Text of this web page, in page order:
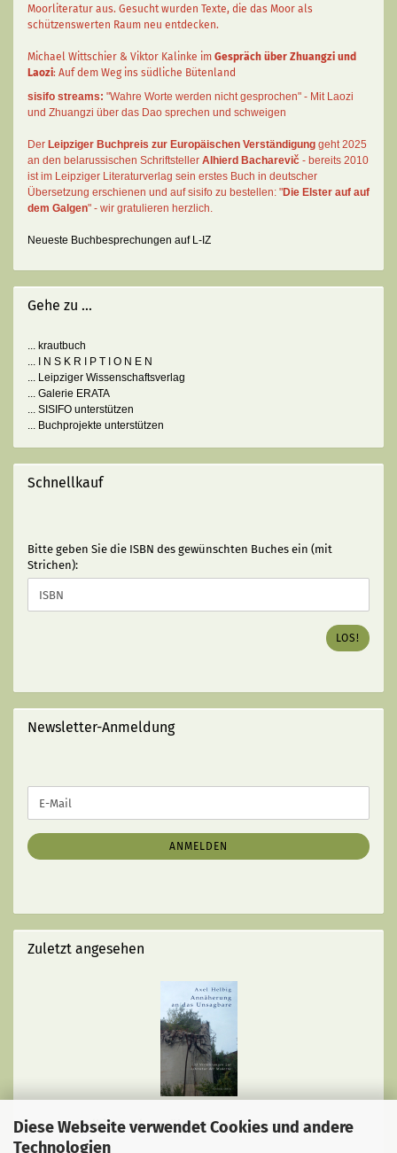
Diese Webseite verwendet Cookies und andere
Technologien
Moorliteratur aus. Gesucht wurden Texte, die das Moor als
schützenswerten Raum neu entdecken.
Michael Wittschier & Viktor Kalinke im Gespräch über Zhuangzi und
Laozi: Auf dem Weg ins südliche Bütenland
sisifo streams: "Wahre Worte werden nicht gesprochen" - Mit Laozi
und Zhuangzi über das Dao sprechen und schweigen
Der Leipziger Buchpreis zur Europäischen Verständigung geht 2025
an den belarussischen Schriftsteller Alhierd Bacharevič - bereits 2010
ist im Leipziger Literaturverlag sein erstes Buch in deutscher
Übersetzung erschienen und auf sisifo zu bestellen: "Die Elster auf auf
dem Galgen" - wir gratulieren herzlich.
Neueste Buchbesprechungen auf L-IZ
Gehe zu ...
... krautbuch
... I N S K R I P T I O N E N
... Leipziger Wissenschaftsverlag
... Galerie ERATA
... SISIFO unterstützen
... Buchprojekte unterstützen
Schnellkauf
BITTE
GEBEN
SIE
DIE
ISBN
(MIT
STRICHEN):
Bitte geben Sie die ISBN des gewünschten Buches ein (mit
Strichen):
LOS!
Newsletter-Anmeldung
ZUR
ANMELDUNG
E-
Mail
ANMELDEN
Zuletzt angesehen
Helbig, Axel: Annäherung an das Unsagbare